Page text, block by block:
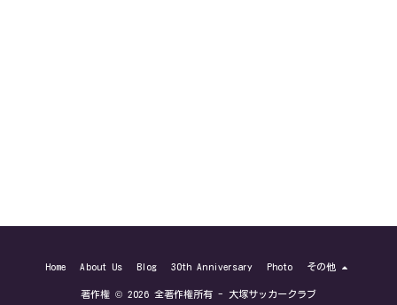
Home About Us Blog 30th Anniversary Photo その他
著作権 © 2026 全著作権所有 - 大塚サッカークラブ